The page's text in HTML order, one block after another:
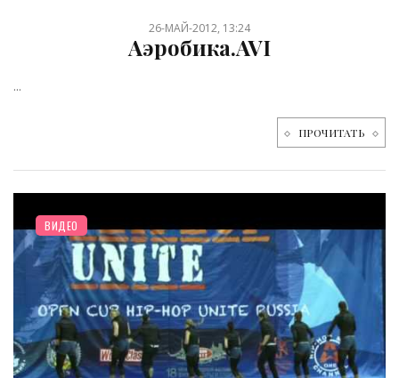
26-МАЙ-2012, 13:24
Аэробика.AVI
...
ПРОЧИТАТЬ
ВИДЕО